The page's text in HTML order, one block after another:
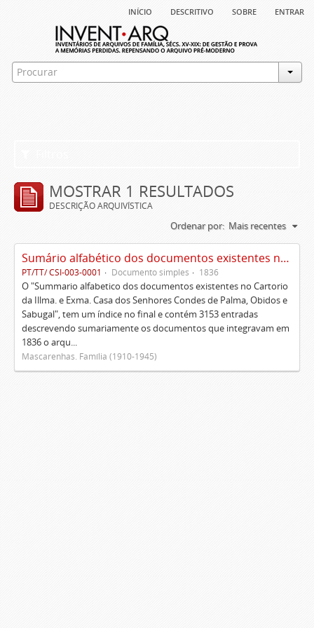
início descritivo sobre entrar
MOSTRAR 1 RESULTADOS
DESCRIÇÃO ARQUIVÍSTICA
Ordenar por: Mais recentes
Sumário alfabético dos documentos existentes no Cartório da Ilustríssima e Excelentíssima Casa dos senhores condes de Palma, Óbidos e Sabugal
PT/TT/ CSI-003-0001 Documento simples 1836
O "Summario alfabetico dos documentos existentes no Cartorio
da Illma. e Exma. Casa dos Senhores Condes de Palma, Obidos e
Sabugal", tem um índice no final e contém 3153 entradas
descrevendo sumariamente os documentos que integravam em
1836 o arqu...
Mascarenhas. Família (1910-1945)